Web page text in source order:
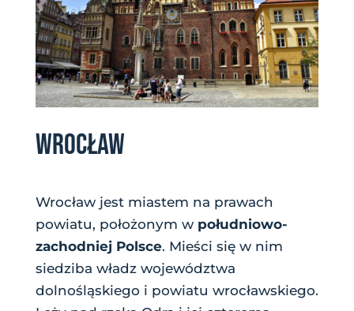
WROCŁAW
Wrocław jest miastem na prawach
powiatu, położonym w południowo-
zachodniej Polsce. Mieści się w nim
siedziba władz województwa
dolnośląskiego i powiatu wrocławskiego.